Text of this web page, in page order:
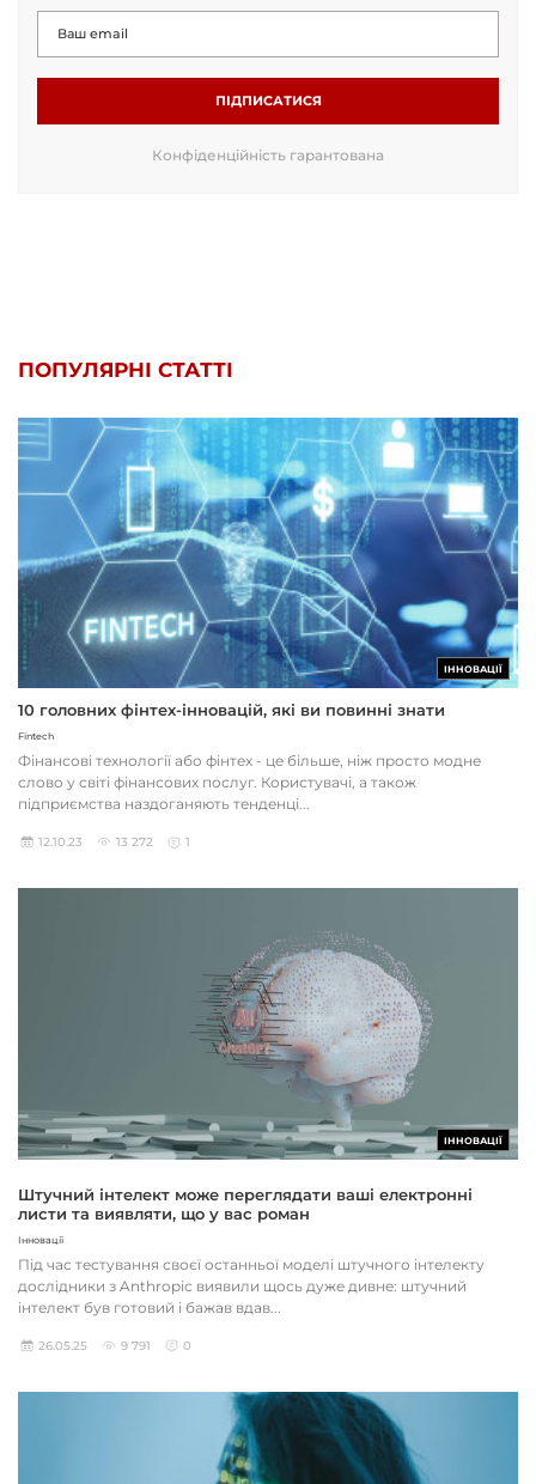
ПІДПИСАТИСЯ
Конфіденційність гарантована
ПОПУЛЯРНІ СТАТТІ
ІННОВАЦІЇ
10 головних фінтех-інновацій, які ви повинні знати
Fintech
Фінансові технології або фінтех - це більше, ніж просто модне
слово у світі фінансових послуг. Користувачі, а також
підприємства наздоганяють тенденці...
12.10.23 13 272 1
ІННОВАЦІЇ
Штучний інтелект може переглядати ваші електронні
листи та виявляти, що у вас роман
Інновації
Під час тестування своєї останньої моделі штучного інтелекту
дослідники з Anthropic виявили щось дуже дивне: штучний
інтелект був готовий і бажав вдав...
26.05.25 9 791 0